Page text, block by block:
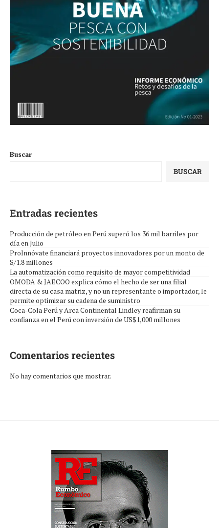
Buscar
BUSCAR
Entradas recientes
Producción de petróleo en Perú superó los 36 mil barriles por
día en Julio
ProInnóvate financiará proyectos innovadores por un monto de
S/1.8 millones
La automatización como requisito de mayor competitividad
OMODA & JAECOO explica cómo el hecho de ser una filial
directa de su casa matriz, y no un representante o importador, le
permite optimizar su cadena de suministro
Coca-Cola Perú y Arca Continental Lindley reafirman su
confianza en el Perú con inversión de US$1,000 millones
Comentarios recientes
No hay comentarios que mostrar.